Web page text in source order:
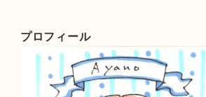
プロフィール